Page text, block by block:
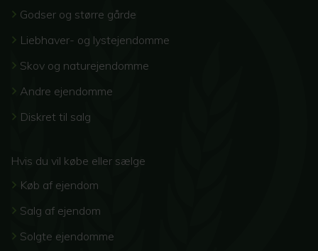
Godser og større gårde
Liebhaver- og lystejendomme
Skov og naturejendomme
Andre ejendomme
Diskret til salg
Hvis du vil købe eller sælge
Køb af ejendom
Salg af ejendom
Solgte ejendomme